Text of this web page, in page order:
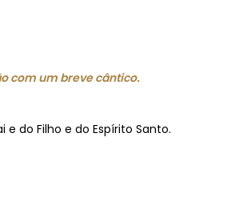
com um breve cântico.
e do Filho e do Espírito Santo.